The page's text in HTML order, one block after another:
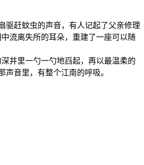
赶蚊虫的声音，有人记起了父亲修理
流离失所的耳朵，重建了一座可以随
井里一勺一勺地舀起，再以最温柔的
音里，有整个江南的呼吸。